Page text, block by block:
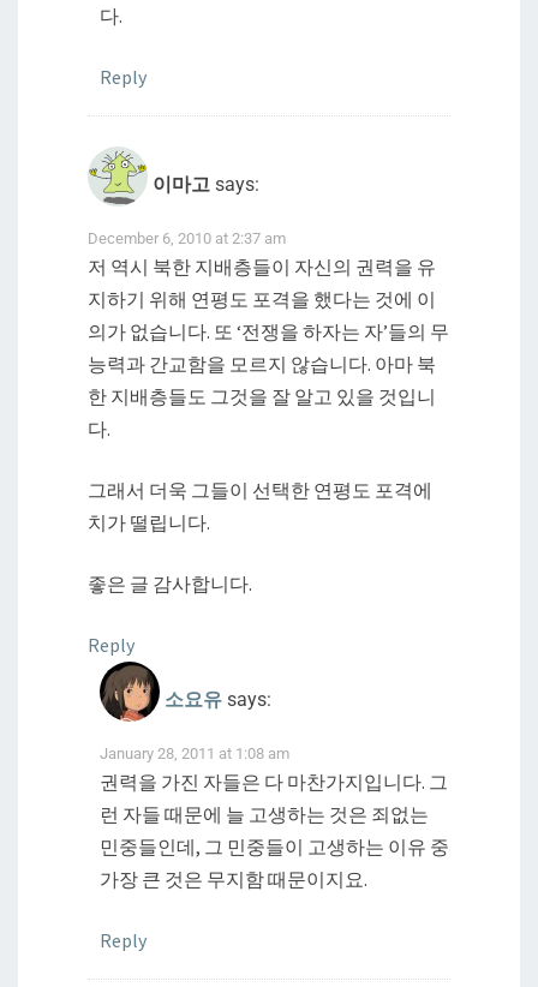
다.
Reply
이마고 says:
December 6, 2010 at 2:37 am
저 역시 북한 지배층들이 자신의 권력을 유
지하기 위해 연평도 포격을 했다는 것에 이
의가 없습니다. 또 ‘전쟁을 하자는 자’들의 무
능력과 간교함을 모르지 않습니다. 아마 북
한 지배층들도 그것을 잘 알고 있을 것입니
다.
그래서 더욱 그들이 선택한 연평도 포격에
치가 떨립니다.
좋은 글 감사합니다.
Reply
소요유 says:
January 28, 2011 at 1:08 am
권력을 가진 자들은 다 마찬가지입니다. 그
런 자들 때문에 늘 고생하는 것은 죄없는
민중들인데, 그 민중들이 고생하는 이유 중
가장 큰 것은 무지함 때문이지요.
Reply